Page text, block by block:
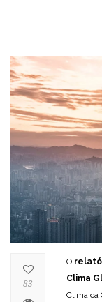
O
Clima
Clima ca
83